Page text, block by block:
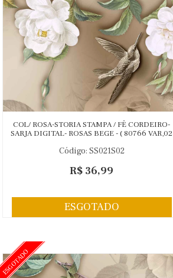
COL/ ROSA-STORIA STAMPA / FÊ CORDEIRO-
SARJA DIGITAL- ROSAS BEGE - ( 80766 VAR,02
Código: SS021S02
R$ 36,99
ESGOTADO
ESGOTADO